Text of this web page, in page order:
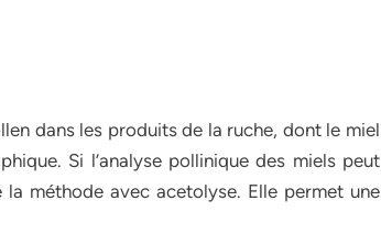
dans les produits de la ruche, dont le miel
Si l’analyse pollinique des miels peut
méthode avec acetolyse. Elle permet une